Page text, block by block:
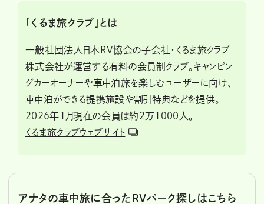
「くるま旅クラブ」とは
一般社団法人日本RV協会の子会社・くるま旅クラブ
株式会社が運営する有料の会員制クラブ。キャンピン
グカーオーナーや車中泊旅を楽しむユーザーに向け、
車中泊ができる提携施設や割引特典などを提供。
2026年1月現在の会員は約2万1000人。
くるま旅クラブウェブサイト
アナタの車中旅に合ったRVパーク探しはこちら